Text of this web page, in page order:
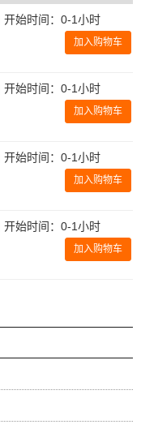
始时间：0-1小时
加入购物车
始时间：0-1小时
加入购物车
始时间：0-1小时
加入购物车
始时间：0-1小时
加入购物车